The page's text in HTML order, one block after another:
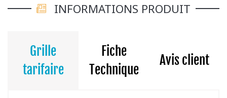
INFORMATIONS PRODUIT
Grille
tarifaire
Fiche
Technique
Avis client